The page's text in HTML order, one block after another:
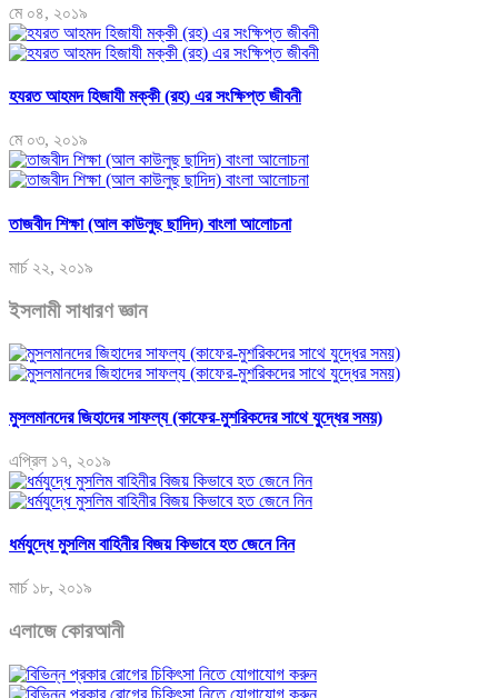
মে ০৪, ২০১৯
হযরত আহমদ হিজাযী মক্কী (রহ) এর সংক্ষিপ্ত জীবনী
মে ০৩, ২০১৯
তাজবীদ শিক্ষা (আল কাউলুছ ছাদিদ) বাংলা আলোচনা
মার্চ ২২, ২০১৯
ইসলামী সাধারণ জ্ঞান
মুসলমানদের জিহাদের সাফল্য (কাফের-মুশরিকদের সাথে যুদ্ধের সময়)
এপ্রিল ১৭, ২০১৯
ধর্মযুদ্ধে মুসলিম বাহিনীর বিজয় কিভাবে হত জেনে নিন
মার্চ ১৮, ২০১৯
এলাজে কোরআনী